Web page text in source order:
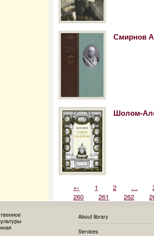
Смирнов
Шолом-
← 1 2 …
260
261 262
About library
Services